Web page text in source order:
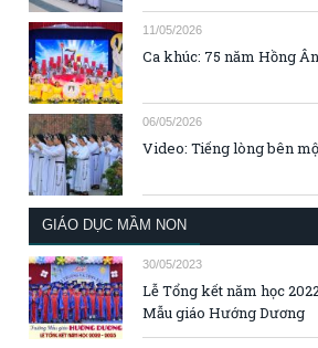
11/05/2026
Ca khúc: 75 năm Hồng Ân
06/05/2026
Video: Tiếng lòng bên
GIÁO DỤC MẦM NON
30/05/2023
Lễ Tổng kết năm học
Mẫu giáo Hướng Dương